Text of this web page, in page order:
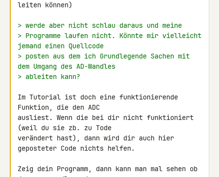
leiten können)
> werde aber nicht schlau daraus und meine
> Programme laufen nicht. Könnte mir vielleicht
jemand einen Quellcode
> posten aus dem ich Grundlegende Sachen mit
dem Umgang des AD-Wandles
> ableiten kann?
Im Tutorial ist doch eine funktionierende
Funktion, die den ADC
ausliest. Wenn die bei dir nicht funktioniert
(weil du sie zb. zu Tode
verändert hast), dann wird dir auch hier
geposteter Code nichts helfen.
Zeig dein Programm, dann kann man mal sehen ob